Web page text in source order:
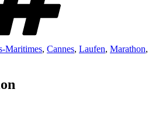
Maritimes, Cannes, Laufen, Marathon,